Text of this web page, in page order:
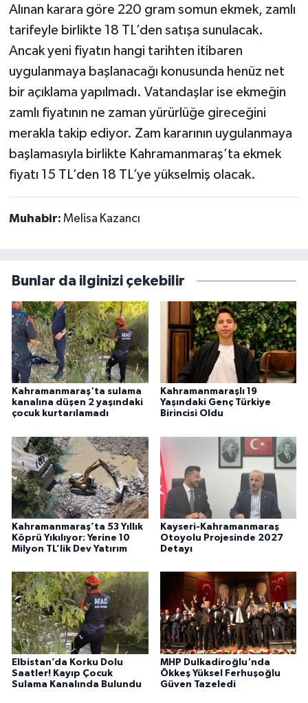
Alınan karara göre 220 gram somun ekmek, zamlı
tarifeyle birlikte 18 TL’den satışa sunulacak.
Ancak yeni fiyatın hangi tarihten itibaren
uygulanmaya başlanacağı konusunda henüz net
bir açıklama yapılmadı. Vatandaşlar ise ekmeğin
zamlı fiyatının ne zaman yürürlüğe gireceğini
merakla takip ediyor. Zam kararının uygulanmaya
başlamasıyla birlikte Kahramanmaraş’ta ekmek
fiyatı 15 TL’den 18 TL’ye yükselmiş olacak.
Muhabir: Melisa Kazancı
Bunlar da ilginizi çekebilir
Kahramanmaraş'ta sulama
kanalına düşen 2 yaşındaki
çocuk kurtarılamadı
Kahramanmaraşlı 19
Yaşındaki Genç Türkiye
Birincisi Oldu
Kahramanmaraş’ta 53 Yıllık
Köprü Yıkılıyor: Yerine 10
Milyon TL’lik Dev Yatırım
Kayseri-Kahramanmaraş
Otoyolu Projesinde 2027
Detayı
Elbistan’da Korku Dolu
Saatler! Kayıp Çocuk
Sulama Kanalında Bulundu
MHP Dulkadiroğlu'nda
Ökkeş Yüksel Ferhuşoğlu
Güven Tazeledi